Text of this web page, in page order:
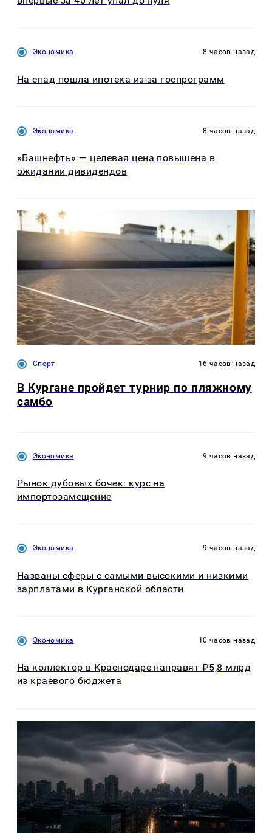
Экономика 8 часов назад
На спад пошла ипотека из-за госпрограмм
Экономика 8 часов назад
«Башнефть» — целевая цена повышена в
ожидании дивидендов
Спорт 16 часов назад
В Кургане пройдет турнир по пляжному
самбо
Экономика 9 часов назад
Рынок дубовых бочек: курс на
импортозамещение
Экономика 9 часов назад
Названы сферы с самыми высокими и низкими
зарплатами в Курганской области
Экономика 10 часов назад
На коллектор в Краснодаре направят ₽5,8 млрд
из краевого бюджета